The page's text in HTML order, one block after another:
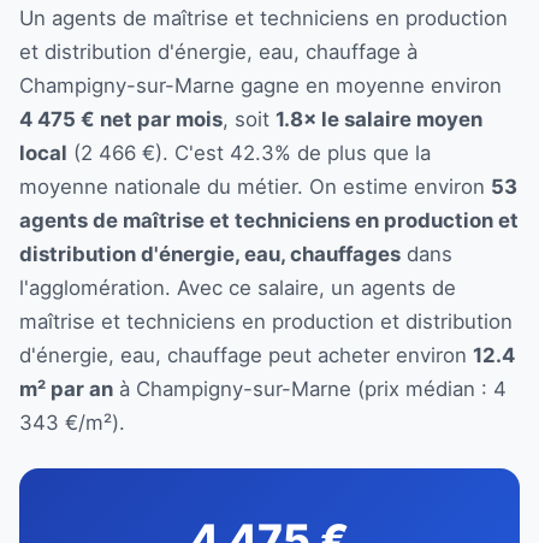
Un agents de maîtrise et techniciens en production
et distribution d'énergie, eau, chauffage à
Champigny-sur-Marne gagne en moyenne environ
4 475 € net par mois, soit 1.8× le salaire moyen
local (2 466 €). C'est 42.3% de plus que la
moyenne nationale du métier. On estime environ 53
agents de maîtrise et techniciens en production et
distribution d'énergie, eau, chauffages dans
l'agglomération. Avec ce salaire, un agents de
maîtrise et techniciens en production et distribution
d'énergie, eau, chauffage peut acheter environ 12.4
m² par an à Champigny-sur-Marne (prix médian : 4
343 €/m²).